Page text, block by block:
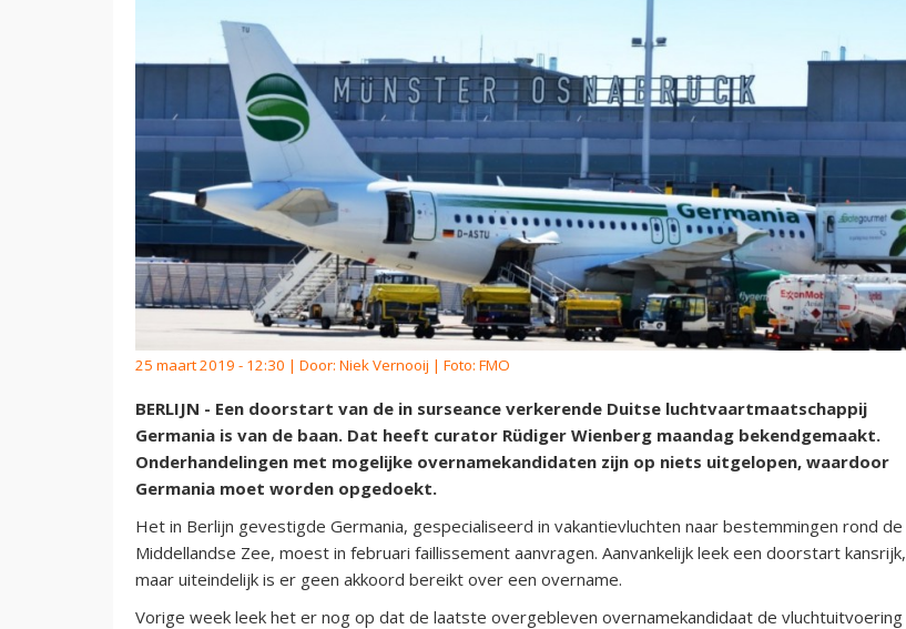
25 maart 2019 - 12:30 | Door: Niek Vernooij | Foto: FMO
BERLIJN - Een doorstart van de in surseance verkerende Duitse luchtvaartmaatschappij
Germania is van de baan. Dat heeft curator Rüdiger Wienberg maandag bekendgemaakt.
Onderhandelingen met mogelijke overnamekandidaten zijn op niets uitgelopen, waardoor
Germania moet worden opgedoekt.
Het in Berlijn gevestigde Germania, gespecialiseerd in vakantievluchten naar bestemmingen rond de
Middellandse Zee, moest in februari faillissement aanvragen. Aanvankelijk leek een doorstart kansrijk,
maar uiteindelijk is er geen akkoord bereikt over een overname.
Vorige week leek het er nog op dat de laatste overgebleven overnamekandidaat de vluchtuitvoering